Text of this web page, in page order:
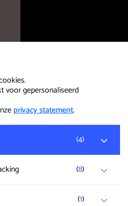
voor gepersonaliseerd
privacy statement.
(4)
worden
(8)
(1)